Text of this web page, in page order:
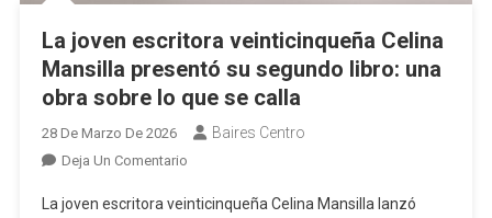
La joven escritora veinticinqueña Celina
Mansilla presentó su segundo libro: una
obra sobre lo que se calla
28 De Marzo De 2026 Baires Centro
Deja Un ComentarioEn
Joven
La joven escritora veinticinqueña Celina Mansilla lanzó